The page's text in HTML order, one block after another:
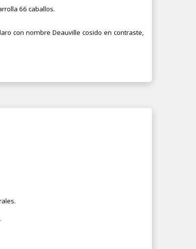
66 caballos.
con nombre Deauville cosido en contraste,